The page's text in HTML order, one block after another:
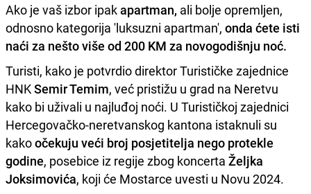
Ako je vaš izbor ipakapartman, ali bolje opremljen,
odnosno kategorija 'luksuzni apartman', onda ćete isti
naći za nešto više od 200 KM za novogodišnju noć.
Turisti, kako je potvrdio direktor Turističke zajednice
HNKSemir Temim, već pristižu u grad na Neretvu
kako bi uživali u najluđoj noći. U Turističkoj zajednici
Hercegovačko-neretvanskog kantona istaknuli su
kakoočekuju veći broj posjetitelja nego protekle
godine, posebice iz regije zbog koncerta Željka
Joksimovića, koji će Mostarce uvesti u Novu 2024.